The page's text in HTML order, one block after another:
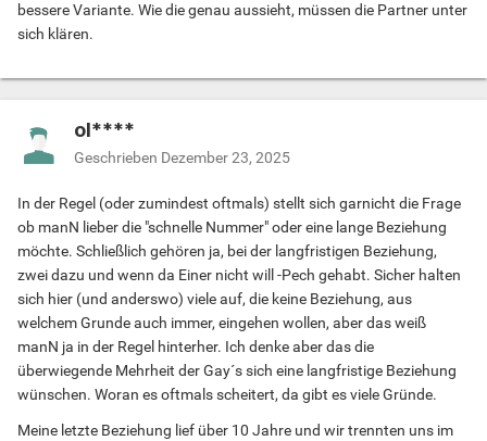
bessere Variante. Wie die genau aussieht, müssen die Partner unter
sich klären.
ol****
Geschrieben Dezember 23, 2025
In der Regel (oder zumindest oftmals) stellt sich garnicht die Frage
ob manN lieber die "schnelle Nummer" oder eine lange Beziehung
möchte. Schließlich gehören ja, bei der langfristigen Beziehung,
zwei dazu und wenn da Einer nicht will -Pech gehabt. Sicher halten
sich hier (und anderswo) viele auf, die keine Beziehung, aus
welchem Grunde auch immer, eingehen wollen, aber das weiß
manN ja in der Regel hinterher. Ich denke aber das die
überwiegende Mehrheit der Gay´s sich eine langfristige Beziehung
wünschen. Woran es oftmals scheitert, da gibt es viele Gründe.
Meine letzte Beziehung lief über 10 Jahre und wir trennten uns im